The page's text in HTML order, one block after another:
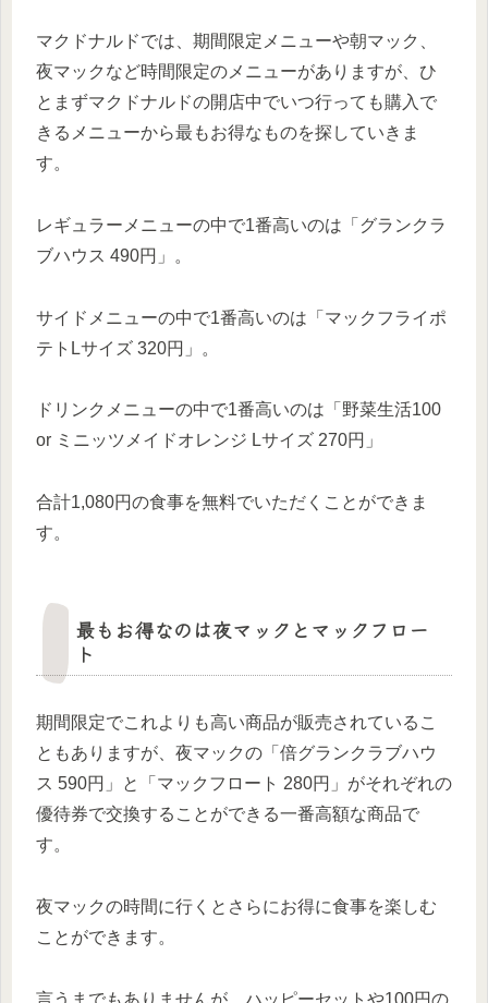
マクドナルドでは、期間限定メニューや朝マック、
夜マックなど時間限定のメニューがありますが、ひ
とまずマクドナルドの開店中でいつ行っても購入で
きるメニューから最もお得なものを探していきま
す。
レギュラーメニューの中で1番高いのは「グランクラ
ブハウス 490円」。
サイドメニューの中で1番高いのは「マックフライポ
テトLサイズ 320円」。
ドリンクメニューの中で1番高いのは「野菜生活100
or ミニッツメイドオレンジ Lサイズ 270円」
合計1,080円の食事を無料でいただくことができま
す。
最もお得なのは夜マックとマックフロー
ト
期間限定でこれよりも高い商品が販売されているこ
ともありますが、夜マックの「倍グランクラブハウ
ス 590円」と「マックフロート 280円」がそれぞれの
優待券で交換することができる一番高額な商品で
す。
夜マックの時間に行くとさらにお得に食事を楽しむ
ことができます。
言うまでもありませんが、ハッピーセットや100円の